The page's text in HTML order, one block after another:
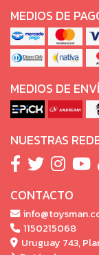
MEDIOS DE
MEDIOS DE
NUESTRAS
CONTACTO
1150215068
Uruguay 743,